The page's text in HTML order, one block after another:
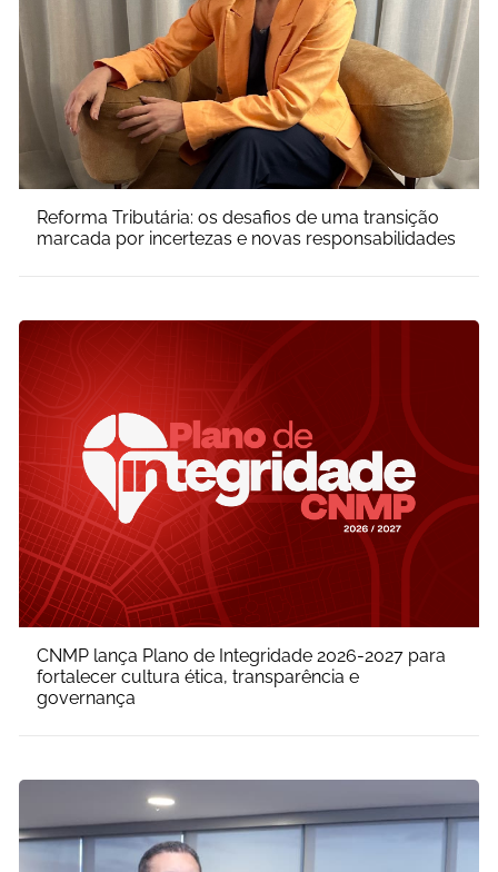
Reforma Tributária: os desafios de uma transição
marcada por incertezas e novas responsabilidades
CNMP lança Plano de Integridade 2026-2027 para
fortalecer cultura ética, transparência e
governança